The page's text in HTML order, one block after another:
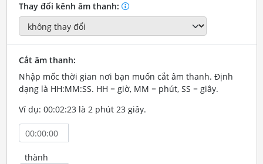
Thay đổi kênh âm thanh:
Cắt âm thanh:
Nhập mốc thời gian nơi bạn muốn cắt âm thanh. Định
dạng là HH:MM:SS. HH = giờ, MM = phút, SS = giây.
Ví dụ: 00:02:23 là 2 phút 23 giây.
thành